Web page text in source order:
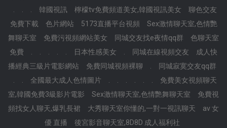
韓國視訊 檸檬tv免費頻道美女,韓國視訊美女
聊色交友
免費下載
色片網站 5173直播平台視頻
Sex激情聊天室,色情艷
舞聊天室
免費污視頻網站美女 同城交友找e夜情qq群
色聊天室
免費
日本性感美女 同城在線視頻交友
成人快
播經典三級片電影網站
免費同城視頻裸聊
同城寂寞交友qq群
全國最大成人色情圖片
免費美女視頻聊天
室,韓國免費3級影片電影
Sex激情聊天室,色情艷舞聊天室
免費視
頻找女人聊天,爆乳長裙
大秀聊天室你懂的,一對一視訊聊天
av 女
優 直播
後宮影音聊天室,8D8D 成人福利社